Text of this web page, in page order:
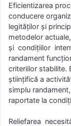
Eficientizarea
conducere
legităţilor şi
metodelor
şi condiţiilor
randament
criteriilor stabilite.
ştiinţifică a
simplu
raportate la
Reliefarea